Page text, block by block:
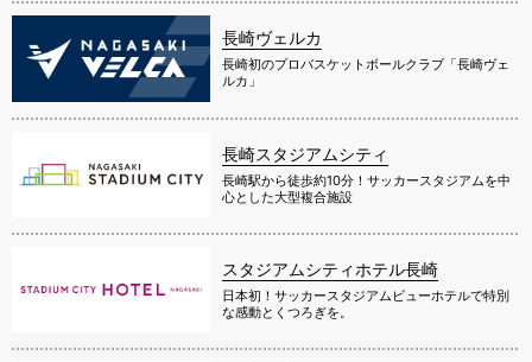
長崎ヴェルカ
長崎初のプロバスケットボールクラブ「長崎ヴェ
ルカ」
長崎スタジアムシティ
長崎駅から徒歩約10分！サッカースタジアムを中
心とした大型複合施設
スタジアムシティホテル長崎
日本初！サッカースタジアムビューホテルで特別
な感動とくつろぎを。